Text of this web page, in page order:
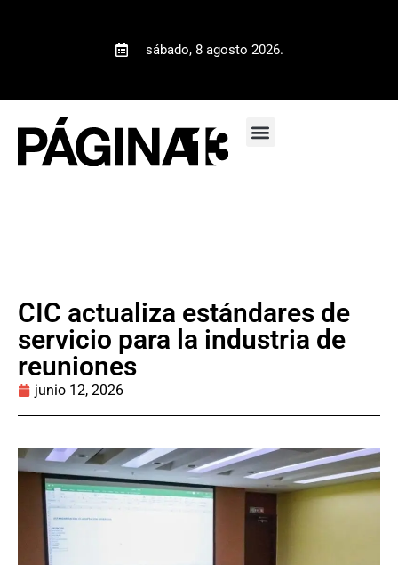
sábado, 8 agosto 2026.
CIC actualiza estándares de
servicio para la industria de
reuniones
junio 12, 2026